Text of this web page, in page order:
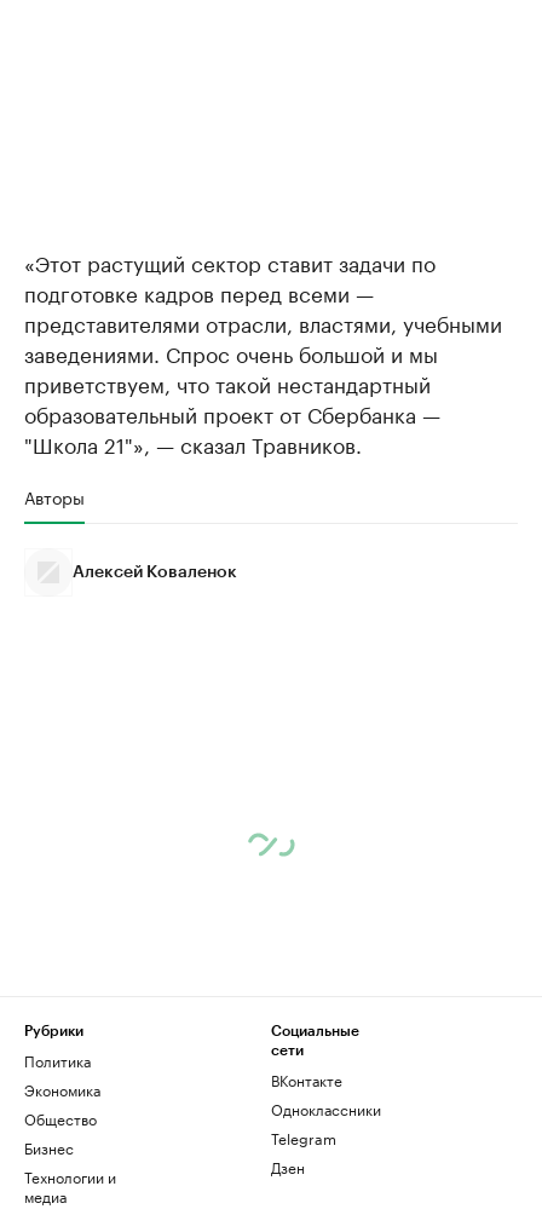
«Этот растущий сектор ставит задачи по
подготовке кадров перед всеми —
представителями отрасли, властями, учебными
заведениями. Спрос очень большой и мы
приветствуем, что такой нестандартный
образовательный проект от Сбербанка —
"Школа 21"», — сказал Травников.
Авторы
Алексей Коваленок
Рубрики
Политика
Экономика
Общество
Бизнес
Технологии и
медиа
Социальные
сети
ВКонтакте
Одноклассники
Telegram
Дзен